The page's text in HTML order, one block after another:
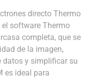
directo Thermo
software Thermo
completa, que se
de la imagen,
y simplificar su
es ideal para